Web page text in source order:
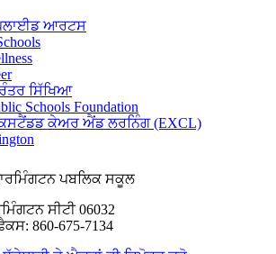
ਆਰਟਸ
ਸਿੱਖਿਆ
Schools Foundation
ਕੇਅਰ ਐਂਡ ਲਰਨਿੰਗ (EXCL)
ਪਬਲਿਕ ਸਕੂਲ
ਸੀਟੀ 06032
860-675-7134